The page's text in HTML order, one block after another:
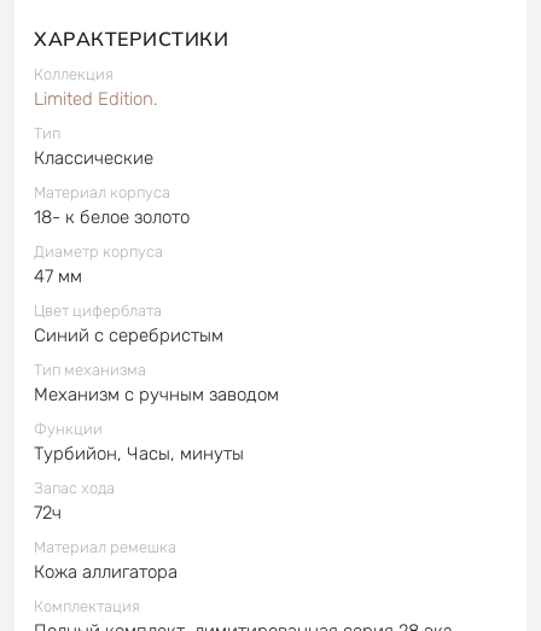
ХАРАКТЕРИСТИКИ
Коллекция
Limited Edition.
Тип
Классические
Материал корпуса
18- к белое золото
Диаметр корпуса
47 мм
Цвет циферблата
Синий с серебристым
Тип механизма
Механизм с ручным заводом
Функции
Турбийон, Часы, минуты
Запас хода
72ч
Материал ремешка
Кожа аллигатора
Комплектация